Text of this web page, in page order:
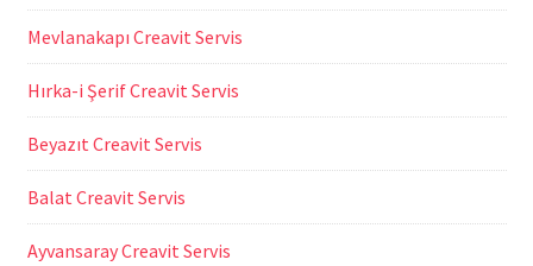
Mevlanakapı Creavit Servis
Hırka-i Şerif Creavit Servis
Beyazıt Creavit Servis
Balat Creavit Servis
Ayvansaray Creavit Servis